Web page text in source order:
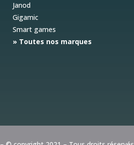
Janod
Gigamic
Smart games
» Toutes nos marques